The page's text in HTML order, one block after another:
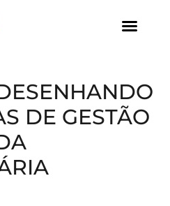
DE GESTÃO